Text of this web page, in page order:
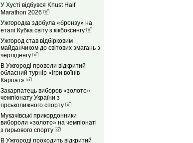
У Хусті відбувся Khust Half
Marathon 2026
Ужгородка здобула «бронзу» на
етапі Кубка світу з кікбоксингу
Ужгород став відбірковим
майданчиком до світових змагань з
черліденгу
В Ужгороді провели відкритий
обласний турнір «Ігри воїнів
Карпат»
Закарпатець виборов «золото»
чемпіонату України з
гірськолижного спорту
Мукачівські прикордонники
вибороли «золото» на чемпіонаті
з гирьового спорту
В Ужгороді проходить відкритий